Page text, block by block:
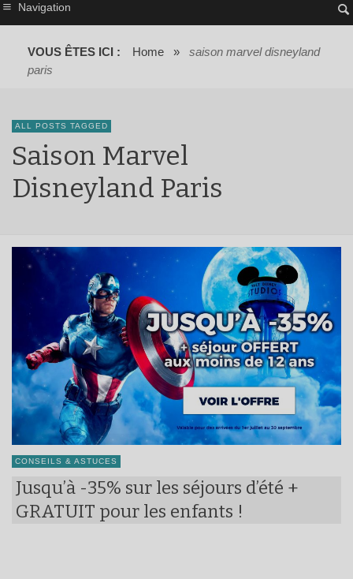
Navigation
VOUS ÊTES ICI : Home »
saison marvel disneyland
paris
ALL POSTS TAGGED
Saison Marvel
Disneyland Paris
CONSEILS & ASTUCES
Jusqu’à -35% sur les séjours d’été +
GRATUIT pour les enfants !